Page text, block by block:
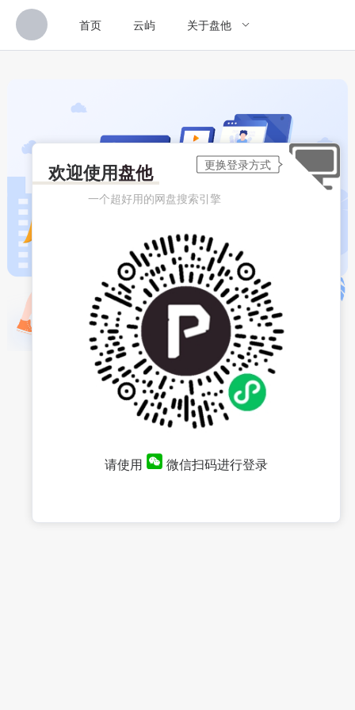
首页 云屿 关于盘他
欢迎使用盘他
一个超好用的网盘搜索引擎
请使用 微信扫码进行登录